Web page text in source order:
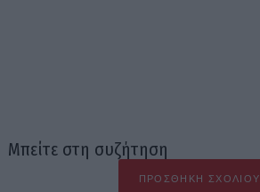
Μπείτε στη συζήτηση
ΠΡΟΣΘΉΚΗ ΣΧΟΛΊΟΥ